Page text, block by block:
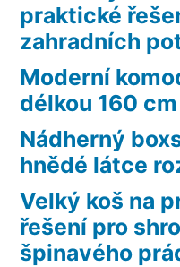
praktické
zahradních
Moderní
délkou 160 cm
Nádherný
hnědé látce
Velký koš na
řešení pro
špinavého